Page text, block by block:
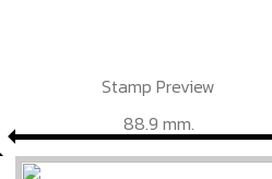
Stamp Preview
88.9 mm.